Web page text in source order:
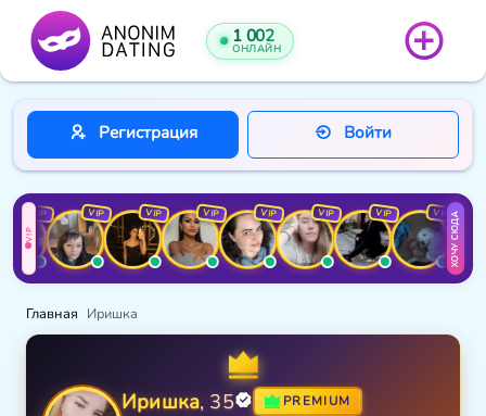
1 002
ОНЛАЙН
Регистрация Войти
VIP
VIP VIP VIP VIP VIP VIP VIP VIP ХОЧУ СЮДА
Главная Иришка
Иришка, 35 PREMIUM